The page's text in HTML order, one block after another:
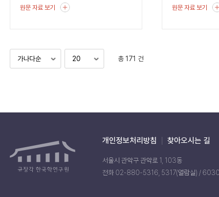
원문 자료 보기 원문 자료 보기
총 171 건
개인정보처리방침 찾아오시는 길
서울시 관악구 관악로 1, 103동
전화 02-880-5316, 5317(열람실) /